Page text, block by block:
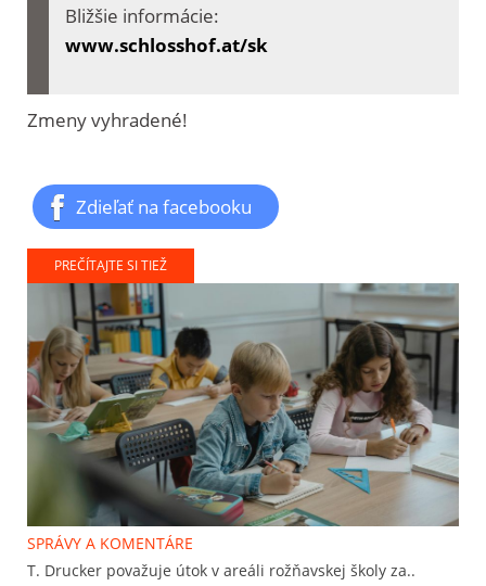
Bližšie informácie:
www.schlosshof.at/sk
Zmeny vyhradené!
Zdieľať na facebooku
PREČÍTAJTE SI TIEŽ
SPRÁVY A KOMENTÁRE
T. Drucker považuje útok v areáli rožňavskej školy za..